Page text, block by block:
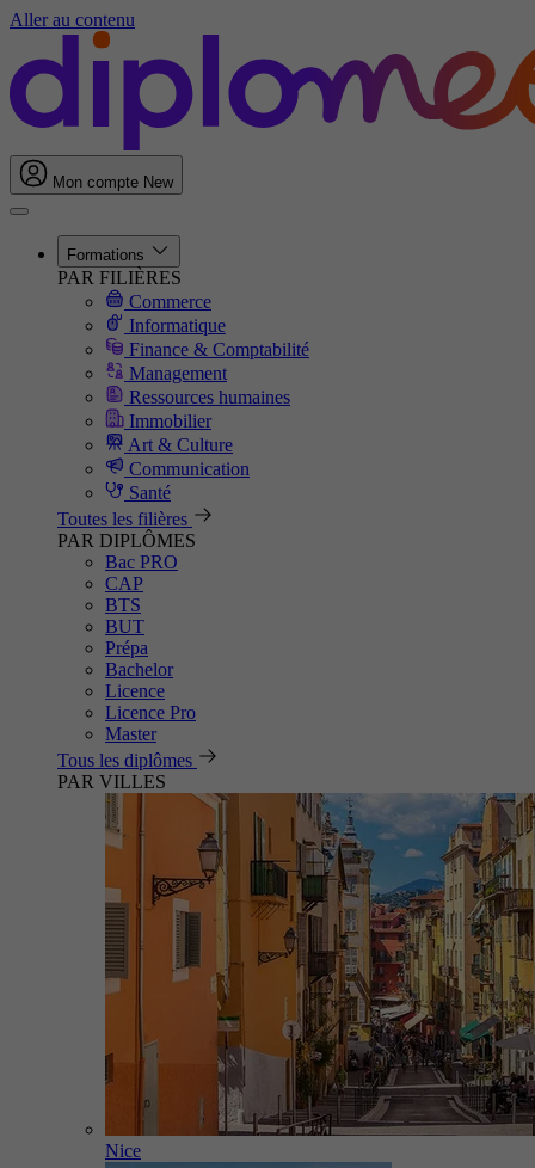
Aller au contenu
Mon compte New
Formations
PAR FILIÈRES
Commerce
Informatique
Finance & Comptabilité
Management
Ressources humaines
Immobilier
Art & Culture
Communication
Santé
Toutes les filières
PAR DIPLÔMES
Bac PRO
CAP
BTS
BUT
Prépa
Bachelor
Licence
Licence Pro
Master
Tous les diplômes
PAR VILLES
Nice